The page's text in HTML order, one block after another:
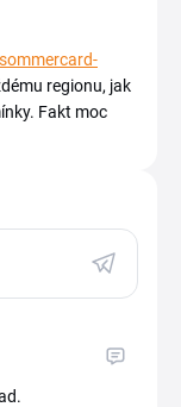
regionu, jak
Fakt moc